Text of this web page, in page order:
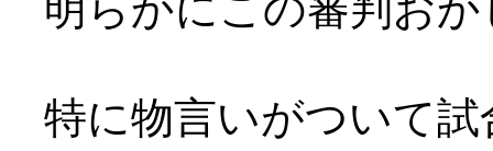
特に物言いがついて